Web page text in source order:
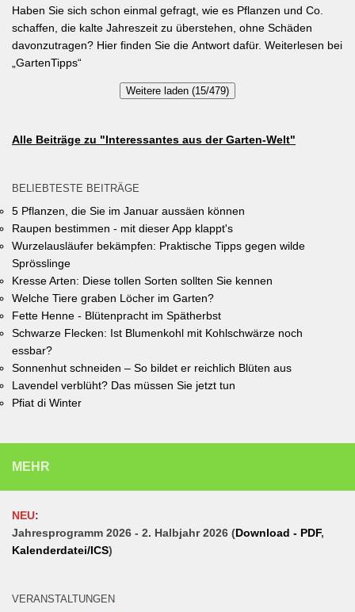
speichern und das Wohnumfeld insgesamt lebenswerter zu
gestalten. Insgesamt drei Gärten werden prämiert. Insgesamt drei
gleichwertige Sieger werden durch eine Expertenjury, bestehend
aus Vertretern der Gemeinde Unterhaching sowie des
gewinnen gibt es jeweils einen Gutschein von Pflanzen-Kölle
das Anmeldeformular siehe auf den Seiten der Gemeinde
Haben Sie sich schon einmal gefragt, wie es Pflanzen und Co.
schaffen, die kalte Jahreszeit zu überstehen, ohne Schäden
davonzutragen? Hier finden Sie die Antwort dafür. Weiterlesen bei
„GartenTipps“
Weitere laden (15/479)
Alle Beiträge zu "Interessantes aus der Garten-Welt"
BELIEBTESTE BEITRÄGE
5 Pflanzen, die Sie im Januar aussäen können
Raupen bestimmen - mit dieser App klappt's
Wurzelausläufer bekämpfen: Praktische Tipps gegen wilde
Sprösslinge
Kresse Arten: Diese tollen Sorten sollten Sie kennen
Welche Tiere graben Löcher im Garten?
Fette Henne - Blütenpracht im Spätherbst
Schwarze Flecken: Ist Blumenkohl mit Kohlschwärze noch
essbar?
Sonnenhut schneiden – So bildet er reichlich Blüten aus
Lavendel verblüht? Das müssen Sie jetzt tun
Pfiat di Winter
MEHR
NEU:
Jahresprogramm 2026 - 2. Halbjahr 2026 (Download - PDF,
Kalenderdatei/ICS)
VERANSTALTUNGEN